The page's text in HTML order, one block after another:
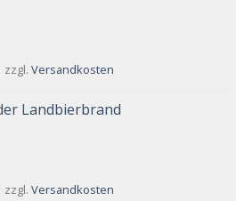
zzgl. Versandkosten
Landbierbrand
zzgl. Versandkosten